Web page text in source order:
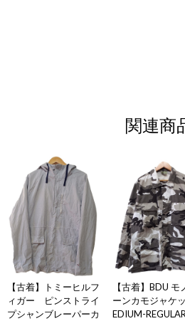
関連商
【古着】トミーヒルフ
ィガー ピンストライ
プシャンブレーパーカ
【古着】BDU モ
ーンカモジャケ
EDIUM-